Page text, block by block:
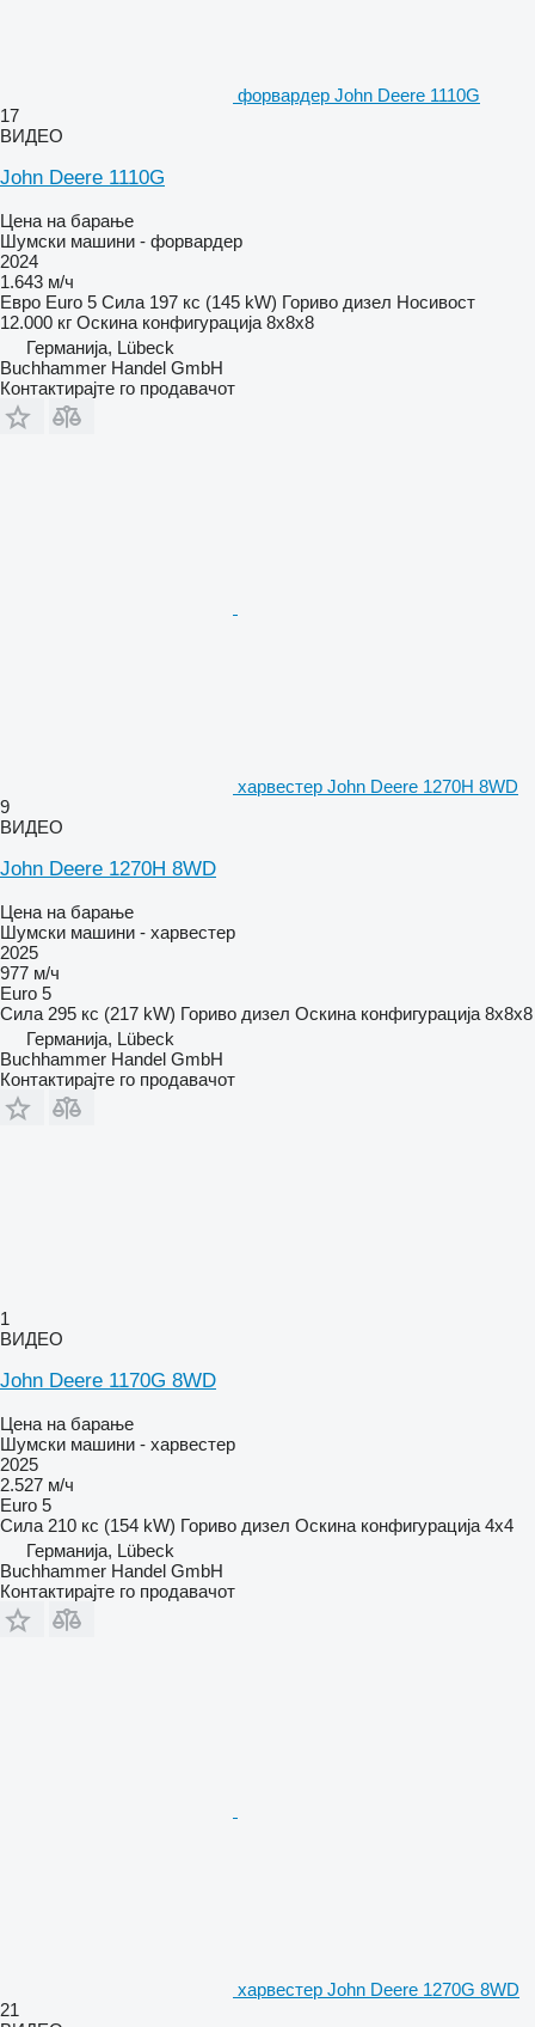
форвардер John Deere 1110G
17
ВИДЕО
John Deere 1110G
Цена на барање
Шумски машини - форвардер
2024
1.643 м/ч
Евро Euro 5 Сила 197 кс (145 kW) Гориво дизел Носивост
12.000 кг Оскина конфигурација 8x8x8
Германија, Lübeck
Buchhammer Handel GmbH
Контактирајте го продавачот
харвестер John Deere 1270H 8WD
9
ВИДЕО
John Deere 1270H 8WD
Цена на барање
Шумски машини - харвестер
2025
977 м/ч
Euro 5
Сила 295 кс (217 kW) Гориво дизел Оскина конфигурација 8x8x8
Германија, Lübeck
Buchhammer Handel GmbH
Контактирајте го продавачот
1
ВИДЕО
John Deere 1170G 8WD
Цена на барање
Шумски машини - харвестер
2025
2.527 м/ч
Euro 5
Сила 210 кс (154 kW) Гориво дизел Оскина конфигурација 4x4
Германија, Lübeck
Buchhammer Handel GmbH
Контактирајте го продавачот
харвестер John Deere 1270G 8WD
21